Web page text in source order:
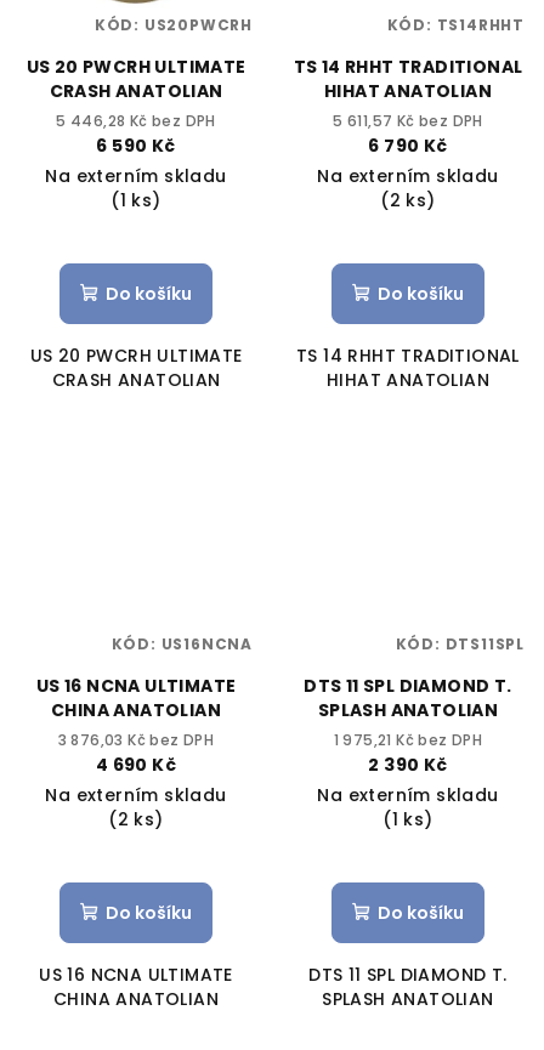
US 20 PWCRH ULTIMATE
CRASH ANATOLIAN
5 446,28 Kč bez DPH
6 590 Kč
Na externím skladu
(1 ks)
Do košíku
US 20 PWCRH ULTIMATE
CRASH ANATOLIAN
KÓD: US20PWCRH
TS 14 RHHT TRADITIONAL
HIHAT ANATOLIAN
5 611,57 Kč bez DPH
6 790 Kč
Na externím skladu
(2 ks)
Do košíku
TS 14 RHHT TRADITIONAL
HIHAT ANATOLIAN
KÓD: TS14RHHT
US 16 NCNA ULTIMATE
CHINA ANATOLIAN
3 876,03 Kč bez DPH
4 690 Kč
Na externím skladu
(2 ks)
Do košíku
US 16 NCNA ULTIMATE
CHINA ANATOLIAN
KÓD: US16NCNA
DTS 11 SPL DIAMOND T.
SPLASH ANATOLIAN
1 975,21 Kč bez DPH
2 390 Kč
Na externím skladu
(1 ks)
Do košíku
DTS 11 SPL DIAMOND T.
SPLASH ANATOLIAN
KÓD: DTS11SPL